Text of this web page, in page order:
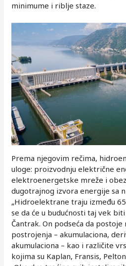
minimume i riblje staze.
Prema njegovim rečima,
uloge: proizvodnju električne
elektroenergetske mreže i
dugotrajnog izvora energije sa
„Hidroelektrane traju između
se da će u budućnosti taj vek
Čantrak. On podseća da
postrojenja – akumulaciona,
akumulaciona – kao i različite
kojima su Kaplan, Fransis,